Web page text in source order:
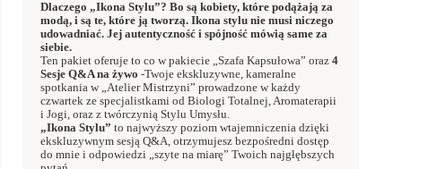
Dlaczego „Ikona Stylu”? Bo są kobiety, które podążają za
modą, i są te, które ją tworzą. Ikona stylu nie musi niczego
udowadniać. Jej autentyczność i spójność mówią same za
siebie.
Ten pakiet oferuje to co w pakiecie „Szafa Kapsułowa” oraz 4
Sesje Q&A na żywo -Twoje ekskluzywne, kameralne
spotkania w „Atelier Mistrzyni” prowadzone w każdy
czwartek ze specjalistkami od Biologi Totalnej, Aromaterapii
i Jogi, oraz z twórczynią Stylu Umysłu.
„Ikona Stylu” to najwyższy poziom wtajemniczenia dzięki
ekskluzywnym sesją Q&A, otrzymujesz bezpośredni dostęp
do mnie i odpowiedzi „szyte na miarę” Twoich najgłębszych